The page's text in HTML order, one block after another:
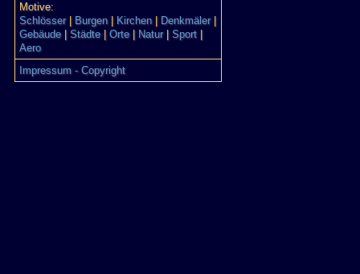
Motive:
Schlösser| Burgen| Kirchen| Denkmäler|
Gebäude| Städte| Orte| Natur| Sport
Aero
Impressum - Copyright